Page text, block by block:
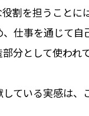
割を担うことに
仕事を通じて自
分として使わ
ている実感は、